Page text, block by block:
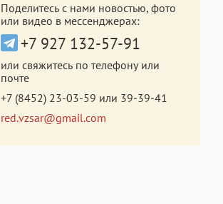
Поделитесь с нами новостью, фото
или видео в мессенджерах:
+7 927 132-57-91
или свяжитесь по телефону или
почте
+7 (8452) 23-03-59 или 39-39-41
red.vzsar@gmail.com